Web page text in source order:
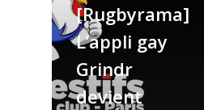
[Rugbyrama]
L’appli gay
Grindr
devient